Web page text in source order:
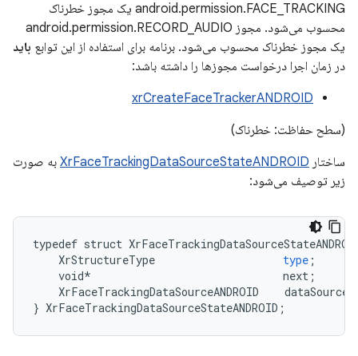
android.permission.FACE_TRACKING یک مجوز خطرناک
محسوب می‌شود. مجوز android.permission.RECORD_AUDIO
یک مجوز خطرناک محسوب می‌شود. برنامه برای استفاده از این توابع باید
در زمان اجرا درخواست مجوزها را داشته باشد:
xrCreateFaceTrackerANDROID
(سطح حفاظت: خطرناک)
ساختار XrFaceTrackingDataSourceStateANDROID به صورت
زیر توصیف می‌شود:
typedef struct
XrStructureType
type ;
void* next ;
XrFaceTrackingDataSourceANDROID
dataSource
} XrFaceTrackingDataSourceStateANDROID ;